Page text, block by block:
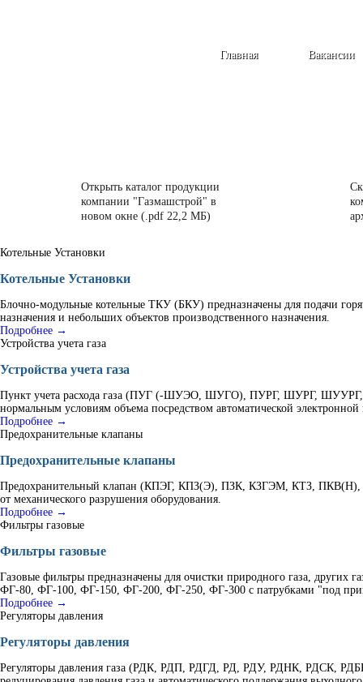
Вакансии
Главная
Открыть каталог продукции
компании "Газмашстрой" в
новом окне (.pdf 22,2 МБ)
Котельные Установки
Котельные Установки
Блочно-модульные котельные ТКУ (БКУ) предназначены для подачи
назначения и небольших объектов производственного назначения.
Подробнее →
Устройства учета газа
Устройства учета газа
Пункт учета расхода газа (ПУГ (-ШУЭО, ШУГО), ПУРГ, ШУРГ, ШУУРГ,
нормальным условиям объема посредством автоматической электронной
Подробнее →
Предохранительные клапаны
Предохранительные клапаны
Предохранительный клапан (КПЭГ, КПЗ(Э), ПЗК, КЗГЭМ, КТЗ, ПКВ(Н),
от механического разрушения оборудования.
Подробнее →
Фильтры газовые
Фильтры газовые
Газовые фильтры предназначены для очистки природного газа, других
ФГ-80, ФГ-100, ФГ-150, ФГ-200, ФГ-250, ФГ-300 с патрубками "под
Подробнее →
Регуляторы давления
Регуляторы давления
Регуляторы давления газа (РДК, РДП, РДГД, РД, РДУ, РДНК, РДСК,